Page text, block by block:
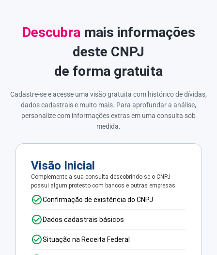
Descubra mais informações
deste CNPJ
de forma gratuita
Cadastre-se e acesse uma visão gratuita com histórico de dívidas,
dados cadastrais e muito mais. Para aprofundar a análise,
personalize com informações extras em uma consulta sob
medida.
Visão Inicial
Complemente a sua consulta descobrindo se o CNPJ
possui algum protesto com bancos e outras empresas.
Confirmação de existência do CNPJ
Dados cadastrais básicos
Situação na Receita Federal